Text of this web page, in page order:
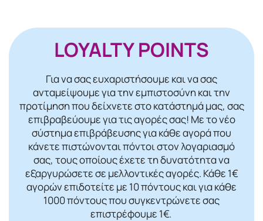
LOYALTY POINTS
Για να σας ευχαριστήσουμε και να σας
ανταμείψουμε για την εμπιστοσύνη και την
προτίμηση που δείχνετε στο κατάστημά μας, σας
επιβραβεύουμε για τις αγορές σας! Mε το νέο
σύστημα επιβράβευσης για κάθε αγορά που
κάνετε πιστώνονται πόντοι στον λογαριασμό
σας, τους οποίους έχετε τη δυνατότητα να
εξαργυρώσετε σε μελλοντικές αγορές. Κάθε 1€
αγορών επιδοτείτε με 10 πόντους και για κάθε
1000 πόντους που συγκεντρώνετε σας
επιστρέφουμε 1€.